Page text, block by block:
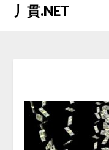
Skip丿貫.NET